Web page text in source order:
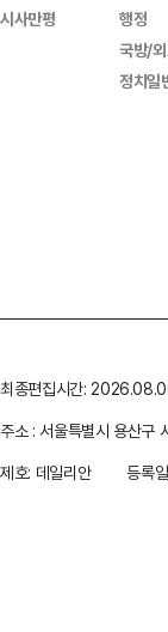
시사만평
행정
국방/
정치일
최종편집시간:
주소 : 서울특별시 용산구
제호: 데일리안
등록